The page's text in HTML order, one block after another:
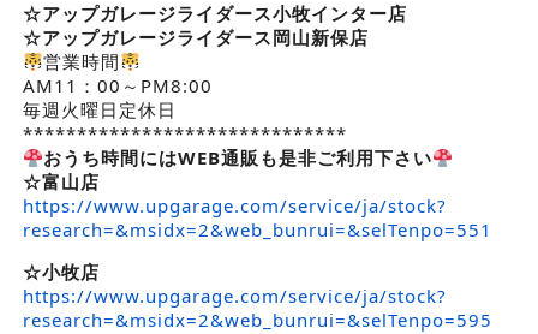
☆アップガレージライダース小牧インター店
☆アップガレージライダース岡山新保店
営業時間
AM11：00～PM8:00
毎週火曜日定休日
******************************
おうち時間にはWEB通販も是非ご利用下さい
☆富山店
https://www.upgarage.com/service/ja/stock?
research=&msidx=2&web_bunrui=&selTenpo=551
☆小牧店
https://www.upgarage.com/service/ja/stock?
research=&msidx=2&web_bunrui=&selTenpo=595